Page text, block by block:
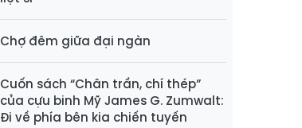
Chợ đêm giữa đại ngàn
Cuốn sách “Chân trần, chí thép”
của cựu binh Mỹ James G. Zumwalt:
Đi về phía bên kia chiến tuyến